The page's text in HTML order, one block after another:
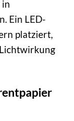
in
Ein LED-
platziert,